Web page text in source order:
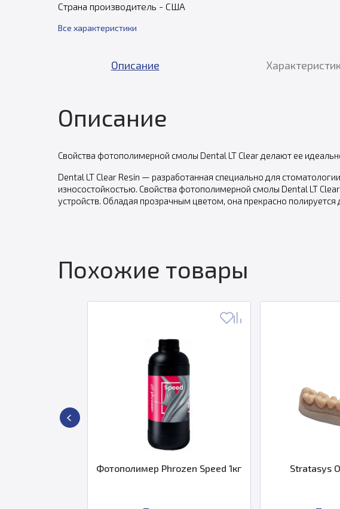
Страна производитель - США
Все характеристики
Описание
Описание
Свойства фотополимерной смолы Dental LT Clear делают ее
Dental LT Clear Resin — разработанная специально для
износостойкостью. Свойства фотополимерной смолы Dental LT
устройств. Обладая прозрачным цветом, она прекрасно
Похожие товары
Фотополимер Phrozen Speed 1кг Stratasys